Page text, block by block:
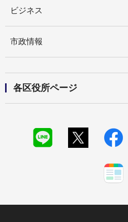
ビジネス
市政情報
各区役所ページ